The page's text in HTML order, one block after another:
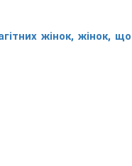
жінок, жінок, що